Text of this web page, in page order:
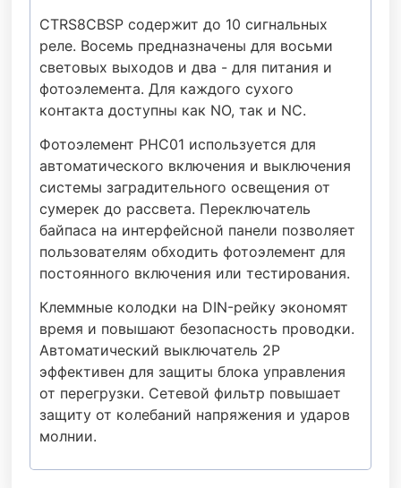
CTRS8CBSP содержит до 10 сигнальных
реле. Восемь предназначены для восьми
световых выходов и два - для питания и
фотоэлемента. Для каждого сухого
контакта доступны как NO, так и NC.
Фотоэлемент PHC01 используется для
автоматического включения и выключения
системы заградительного освещения от
сумерек до рассвета. Переключатель
байпаса на интерфейсной панели позволяет
пользователям обходить фотоэлемент для
постоянного включения или тестирования.
Клеммные колодки на DIN-рейку экономят
время и повышают безопасность проводки.
Автоматический выключатель 2P
эффективен для защиты блока управления
от перегрузки. Сетевой фильтр повышает
защиту от колебаний напряжения и ударов
молнии.